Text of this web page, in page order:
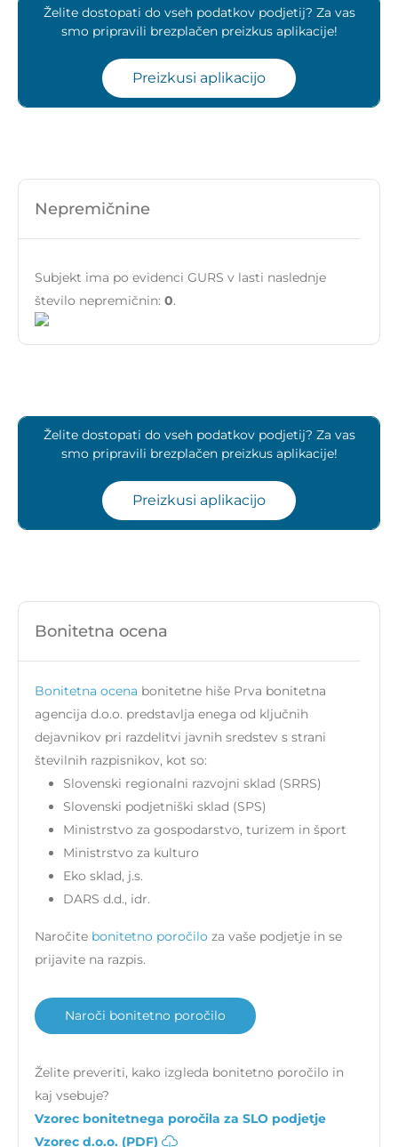
Želite dostopati do vseh podatkov podjetij? Za vas
smo pripravili brezplačen preizkus aplikacije!
Preizkusi aplikacijo
Nepremičnine
Subjekt ima po evidenci GURS v lasti naslednje
število nepremičnin: 0.
Želite dostopati do vseh podatkov podjetij? Za vas
smo pripravili brezplačen preizkus aplikacije!
Preizkusi aplikacijo
Bonitetna ocena
Bonitetna ocena bonitetne hiše Prva bonitetna
agencija d.o.o. predstavlja enega od ključnih
dejavnikov pri razdelitvi javnih sredstev s strani
številnih razpisnikov, kot so:
Slovenski regionalni razvojni sklad (SRRS)
Slovenski podjetniški sklad (SPS)
Ministrstvo za gospodarstvo, turizem in šport
Ministrstvo za kulturo
Eko sklad, j.s.
DARS d.d., idr.
Naročite bonitetno poročilo za vaše podjetje in se
prijavite na razpis.
Naroči bonitetno poročilo
Želite preveriti, kako izgleda bonitetno poročilo in
kaj vsebuje?
Vzorec bonitetnega poročila za SLO podjetje
Vzorec d.o.o. (PDF)